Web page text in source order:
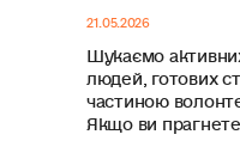
21.05.2026
Шукаємо
людей, готових
частиною
Якщо ви